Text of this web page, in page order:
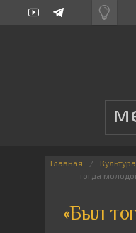
Главная Культура
тогда
«Был